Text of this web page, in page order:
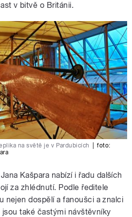
v bitvě o Británii.
na světě je v Pardubicích
foto:
Kašpara nabízí i řadu dalších
za zhlédnutí. Podle ředitele
nejen dospělí a fanoušci a znalci
také častými návštěvníky